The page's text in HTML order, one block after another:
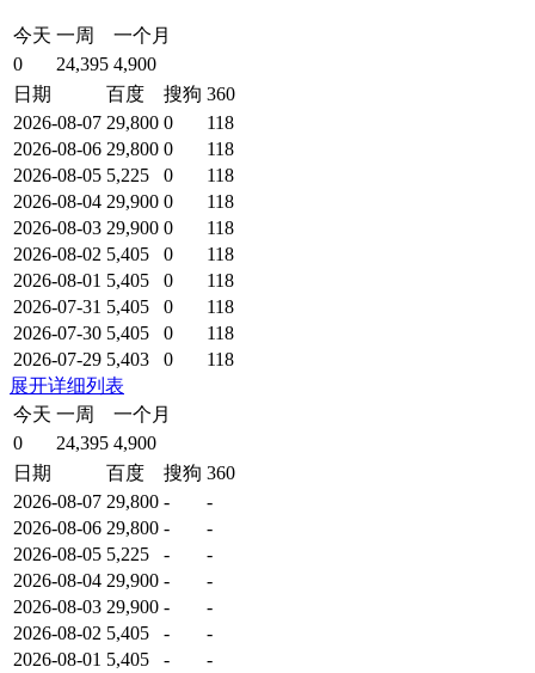
今天 一周
一个月
0
24,395 4,900
日期
百度 搜狗 360
2026-08-07 29,800 0
118
2026-08-06 29,800 0
118
2026-08-05 5,225 0
118
2026-08-04 29,900 0
118
2026-08-03 29,900 0
118
2026-08-02 5,405 0
118
2026-08-01 5,405 0
118
2026-07-31 5,405 0
118
2026-07-30 5,405 0
118
2026-07-29 5,403 0
118
展开详细列表
今天 一周
一个月
0
24,395 4,900
日期
百度 搜狗 360
2026-08-07 29,800 -
-
2026-08-06 29,800 -
-
2026-08-05 5,225 -
-
2026-08-04 29,900 -
-
2026-08-03 29,900 -
-
2026-08-02 5,405 -
-
2026-08-01 5,405 -
-